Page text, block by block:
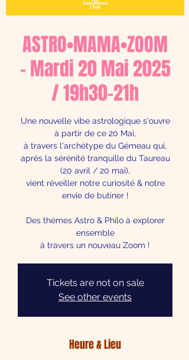
ASTRO•MAMA•ZOOM
- Mardi 20 Mai 2025
/ 19h30-21h
Une nouvelle vibe astrologique s'ouvre
à partir de ce 20 Mai,
à travers l'archétype du Gémeau qui,
après la sérénité tranquille du Taureau
(20 avril / 20 mai),
vient réveiller notre curiosité & notre
envie de butiner !
Des thèmes Astro & Philo à explorer
ensemble
Tickets are not on sale
See other events
Heure & Lieu